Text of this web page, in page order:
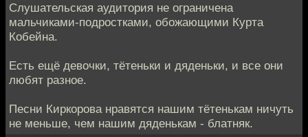
Слушательская аудитория не ограничена
мальчиками-подростками, обожающими Курта
Кобейна.
Есть ещё девочки, тётеньки и дяденьки, и все они
любят разное.
Песни Киркорова нравятся нашим тётенькам ничуть
не меньше, чем нашим дяденькам - блатняк.